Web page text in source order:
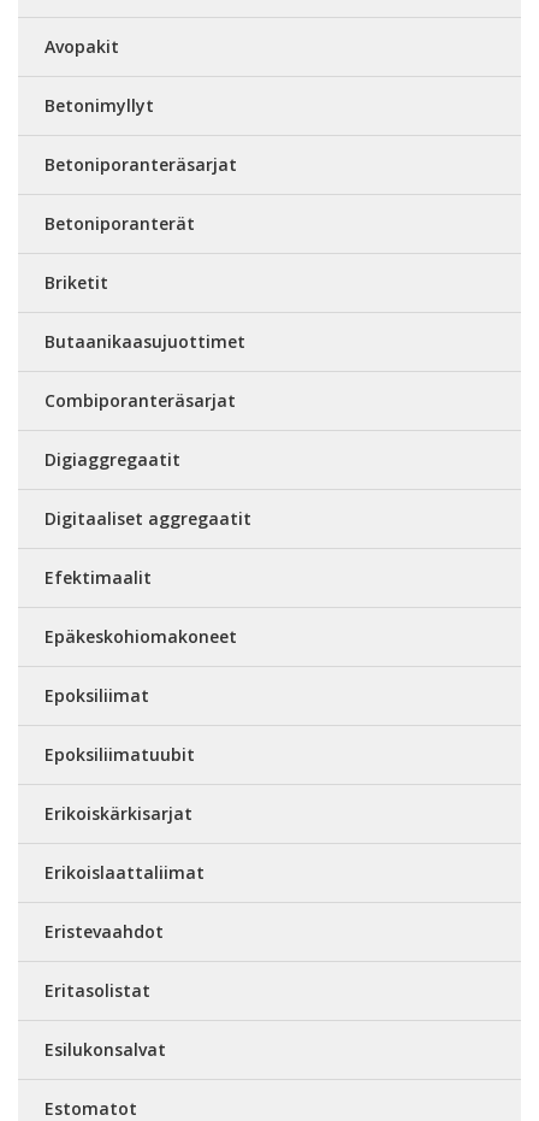
Avopakit
Betonimyllyt
Betoniporanteräsarjat
Betoniporanterät
Briketit
Butaanikaasujuottimet
Combiporanteräsarjat
Digiaggregaatit
Digitaaliset aggregaatit
Efektimaalit
Epäkeskohiomakoneet
Epoksiliimat
Epoksiliimatuubit
Erikoiskärkisarjat
Erikoislaattaliimat
Eristevaahdot
Eritasolistat
Esilukonsalvat
Estomatot